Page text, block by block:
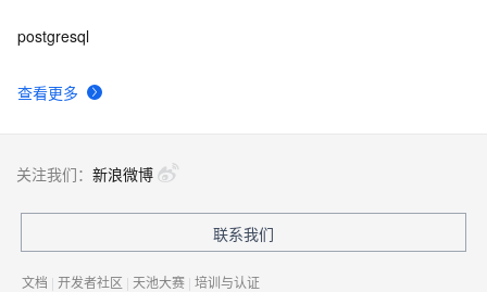
查看更多
postgresql
关注我们： 新浪微博
联系我们
文档 | 开发者社区 | 天池大赛 | 培训与认证